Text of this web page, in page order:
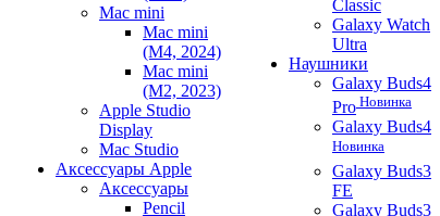
Mac mini
Mac mini
(M4, 2024)
Mac mini
(M2, 2023)
Apple Studio
Display
Mac Studio
Аксессуары Apple
Аксессуары
Pencil
Classic
Galaxy Watch
Ultra
Наушники
Galaxy Buds4
Pro Новинка
Galaxy Buds4
Новинка
Galaxy Buds3
FE
Galaxy Buds3